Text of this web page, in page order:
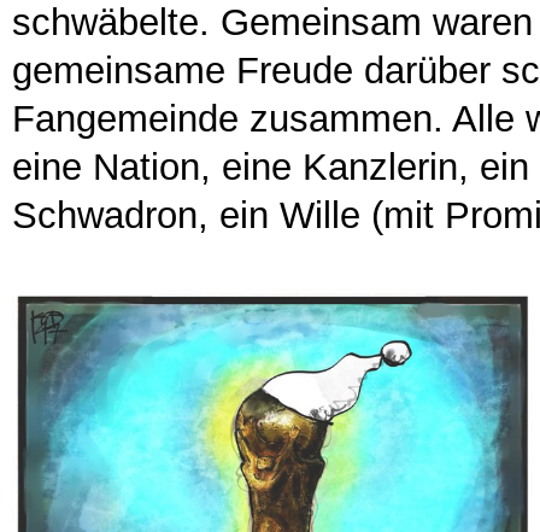
schwäbelte. Gemeinsam
gemeinsame Freude darüber
Fangemeinde zusammen. Alle
eine Nation, eine Kanzlerin,
Schwadron, ein Wille (mit